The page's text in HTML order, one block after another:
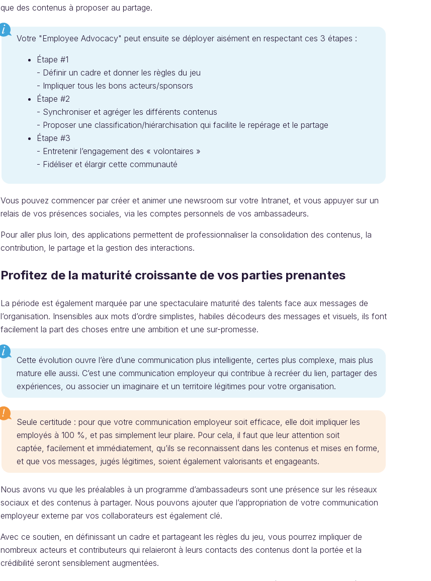
que des contenus à proposer au partage.
Votre "Employee Advocacy" peut ensuite se déployer aisément en respectant ces 3 étapes :
Étape #1
- Définir un cadre et donner les règles du jeu
- Impliquer tous les bons acteurs/sponsors
Étape #2
- Synchroniser et agréger les différents contenus
- Proposer une classification/hiérarchisation qui facilite le repérage et le partage
Étape #3
- Entretenir l’engagement des « volontaires »
- Fidéliser et élargir cette communauté
Vous pouvez commencer par créer et animer une newsroom sur votre Intranet, et vous appuyer sur un
relais de vos présences sociales, via les comptes personnels de vos ambassadeurs.
Pour aller plus loin, des applications permettent de professionnaliser la consolidation des contenus, la
contribution, le partage et la gestion des interactions.
Profitez de la maturité croissante de vos parties prenantes
La période est également marquée par une spectaculaire maturité des talents face aux messages de
l’organisation. Insensibles aux mots d’ordre simplistes, habiles décodeurs des messages et visuels, ils font
facilement la part des choses entre une ambition et une sur-promesse.
Cette évolution ouvre l’ère d’une communication plus intelligente, certes plus complexe, mais plus
mature elle aussi. C’est une communication employeur qui contribue à recréer du lien, partager des
expériences, ou associer un imaginaire et un territoire légitimes pour votre organisation.
Seule certitude : pour que votre communication employeur soit efficace, elle doit impliquer les
employés à 100 %, et pas simplement leur plaire. Pour cela, il faut que leur attention soit
captée, facilement et immédiatement, qu’ils se reconnaissent dans les contenus et mises en forme,
et que vos messages, jugés légitimes, soient également valorisants et engageants.
Nous avons vu que les préalables à un programme d’ambassadeurs sont une présence sur les réseaux
sociaux et des contenus à partager. Nous pouvons ajouter que l’appropriation de votre communication
employeur externe par vos collaborateurs est également clé.
Avec ce soutien, en définissant un cadre et partageant les règles du jeu, vous pourrez impliquer de
nombreux acteurs et contributeurs qui relaieront à leurs contacts des contenus dont la portée et la
crédibilité seront sensiblement augmentées.